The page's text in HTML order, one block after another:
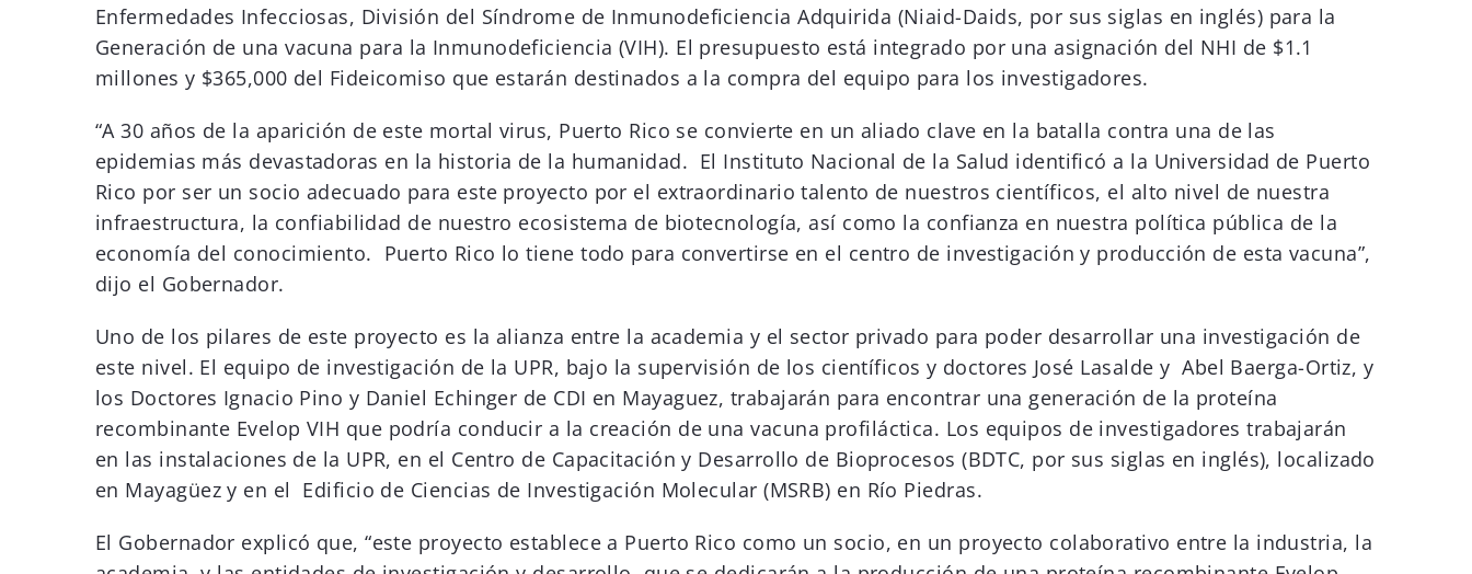
Enfermedades Infecciosas, División del Síndrome de Inmunodeficiencia Adquirida (Niaid-Daids, por sus siglas en inglés) para la
Generación de una vacuna para la Inmunodeficiencia (VIH). El presupuesto está integrado por una asignación del NHI de $1.1
millones y $365,000 del Fideicomiso que estarán destinados a la compra del equipo para los investigadores.
“A 30 años de la aparición de este mortal virus, Puerto Rico se convierte en un aliado clave en la batalla contra una de las
epidemias más devastadoras en la historia de la humanidad. El Instituto Nacional de la Salud identificó a la Universidad de Puerto
Rico por ser un socio adecuado para este proyecto por el extraordinario talento de nuestros científicos, el alto nivel de nuestra
infraestructura, la confiabilidad de nuestro ecosistema de biotecnología, así como la confianza en nuestra política pública de la
economía del conocimiento. Puerto Rico lo tiene todo para convertirse en el centro de investigación y producción de esta vacuna”,
dijo el Gobernador.
Uno de los pilares de este proyecto es la alianza entre la academia y el sector privado para poder desarrollar una investigación de
este nivel. El equipo de investigación de la UPR, bajo la supervisión de los científicos y doctores José Lasalde y Abel Baerga-Ortiz, y
los Doctores Ignacio Pino y Daniel Echinger de CDI en Mayaguez, trabajarán para encontrar una generación de la proteína
recombinante Evelop VIH que podría conducir a la creación de una vacuna profiláctica. Los equipos de investigadores trabajarán
en las instalaciones de la UPR, en el Centro de Capacitación y Desarrollo de Bioprocesos (BDTC, por sus siglas en inglés), localizado
en Mayagüez y en el Edificio de Ciencias de Investigación Molecular (MSRB) en Río Piedras.
El Gobernador explicó que, “este proyecto establece a Puerto Rico como un socio, en un proyecto colaborativo entre la industria, la